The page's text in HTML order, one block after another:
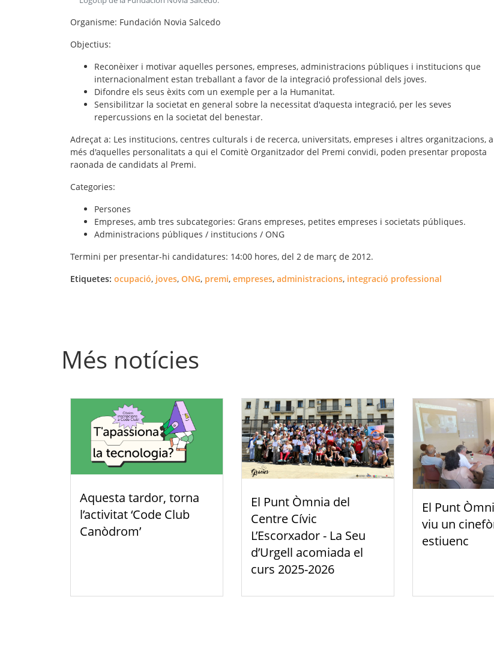
Organisme: Fundación Novia Salcedo
Objectius:
Reconèixer i motivar aquelles persones, empreses, administracions públiques i institucions que
internacionalment estan treballant a favor de la integració professional dels joves.
Difondre els seus èxits com un exemple per a la Humanitat.
Sensibilitzar la societat en general sobre la necessitat d'aquesta integració, per les seves
repercussions en la societat del benestar.
Adreçat a: Les institucions, centres culturals i de recerca, universitats, empreses i altres organitzacions, a
més d'aquelles personalitats a qui el Comitè Organitzador del Premi convidi, poden presentar proposta
raonada de candidats al Premi.
Categories:
Persones
Empreses, amb tres subcategories: Grans empreses, petites empreses i societats públiques.
Administracions públiques / institucions / ONG
Termini per presentar-hi candidatures: 14:00 hores, del 2 de març de 2012.
Etiquetes: ocupació, joves, ONG, premi, empreses, administracions, integració professional
Més notícies
Aquesta tardor, torna
l’activitat ‘Code Club
Canòdrom’
El Punt Òmnia del
Centre Cívic
L’Escorxador - La Seu
d’Urgell acomiada el
curs 2025-2026
El Punt
viu un
estiuenc